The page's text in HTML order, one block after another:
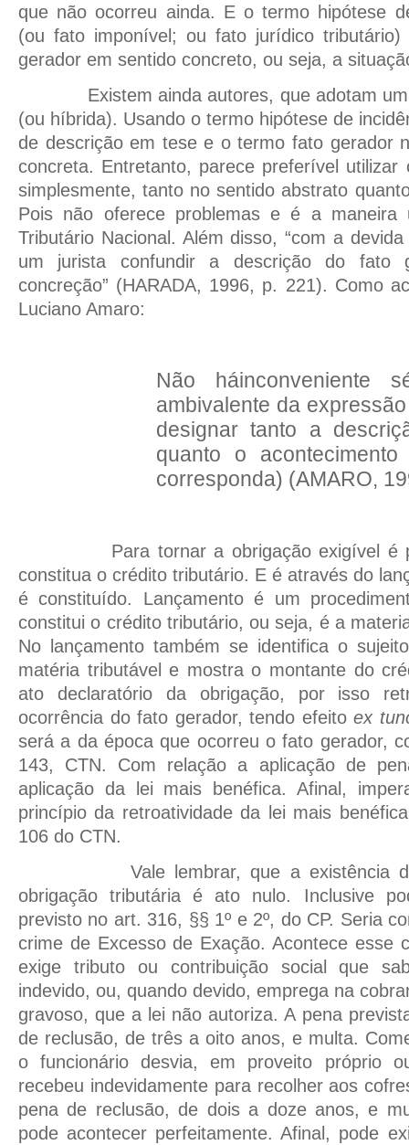
que não ocorreu ainda. E o termo hipótese
(ou fato imponível; ou fato jurídico
gerador em sentido concreto, ou seja, a
Existem ainda autores, que adotam uma
(ou híbrida). Usando o termo hipótese de
de descrição em tese e o termo fato gerador
concreta. Entretanto, parece preferível
simplesmente, tanto no sentido abstrato
Pois não oferece problemas e é a maneira
Tributário Nacional. Além disso, “com a
um jurista confundir a descrição do fato
concreção” (HARADA, 1996, p. 221). Como
Luciano Amaro:
Não háinconveniente
ambivalente da
designar tanto a
quanto o
corresponda) (AMARO,
Para tornar a obrigação exigível é
constitua o crédito tributário. E é através do
é constituído. Lançamento é um
constitui o crédito tributário, ou seja, é a
No lançamento também se identifica o
matéria tributável e mostra o montante do
ato declaratório da obrigação, por isso
ocorrência do fato gerador, tendo efeitoex
será a da época que ocorreu o fato gerador,
143, CTN. Com relação a aplicação de
aplicação da lei mais benéfica. Afinal,
princípio da retroatividade da lei mais
106 do CTN.
Vale lembrar, que a existência de
obrigação tributária é ato nulo. Inclusive
previsto no art. 316, §§ 1º e 2º, do CP. Seria
crime de Excesso de Exação. Acontece esse
exige tributo ou contribuição social que
indevido, ou, quando devido, emprega na
gravoso, que a lei não autoriza. A pena
de reclusão, de três a oito anos, e multa.
o funcionário desvia, em proveito próprio
recebeu indevidamente para recolher aos
pena de reclusão, de dois a doze anos, e
pode acontecer perfeitamente. Afinal, pode